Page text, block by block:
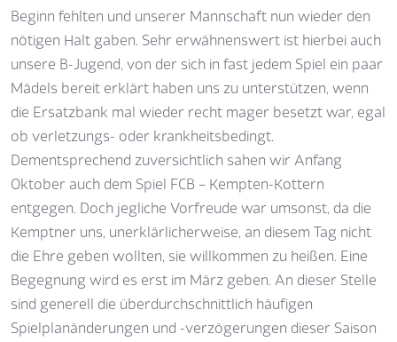
Beginn fehlten und unserer Mannschaft nun wieder den
nötigen Halt gaben. Sehr erwähnenswert ist hierbei auch
unsere B-Jugend, von der sich in fast jedem Spiel ein paar
Mädels bereit erklärt haben uns zu unterstützen, wenn
die Ersatzbank mal wieder recht mager besetzt war, egal
ob verletzungs- oder krankheitsbedingt.
Dementsprechend zuversichtlich sahen wir Anfang
Oktober auch dem Spiel FCB – Kempten-Kottern
entgegen. Doch jegliche Vorfreude war umsonst, da die
Kemptner uns, unerklärlicherweise, an diesem Tag nicht
die Ehre geben wollten, sie willkommen zu heißen. Eine
Begegnung wird es erst im März geben. An dieser Stelle
sind generell die überdurchschnittlich häufigen
Spielplanänderungen und -verzögerungen dieser Saison